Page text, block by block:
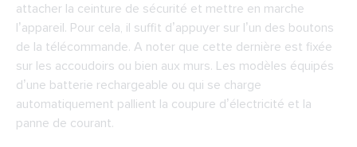
attacher la ceinture de sécurité et mettre en marche
l’appareil. Pour cela, il suffit d’appuyer sur l’un des boutons
de la télécommande. A noter que cette dernière est fixée
sur les accoudoirs ou bien aux murs. Les modèles équipés
d’une batterie rechargeable ou qui se charge
automatiquement pallient la coupure d’électricité et la
panne de courant.